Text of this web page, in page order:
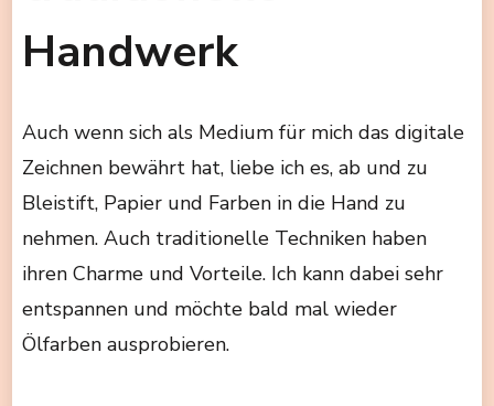
Handwerk
Auch wenn sich als Medium für mich das digitale
Zeichnen bewährt hat, liebe ich es, ab und zu
Bleistift, Papier und Farben in die Hand zu
nehmen. Auch traditionelle Techniken haben
ihren Charme und Vorteile. Ich kann dabei sehr
entspannen und möchte bald mal wieder
Ölfarben ausprobieren.